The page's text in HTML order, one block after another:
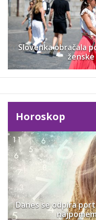
Slovenka obračala
Horoskop
Danes se odpira